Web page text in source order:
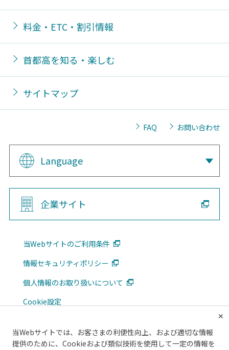
料金・ETC・割引情報
首都高を知る・楽しむ
サイトマップ
FAQ お問い合わせ
Language
企業サイト
当Webサイトのご利用条件
情報セキュリティポリシー
個人情報のお取り扱いについて
Cookie設定
メルマガ
当Webサイトでは、お客さまの利便性向上、および適切な情報
提供のために、Cookieおよび類似技術を使用して一定の情報を
✕